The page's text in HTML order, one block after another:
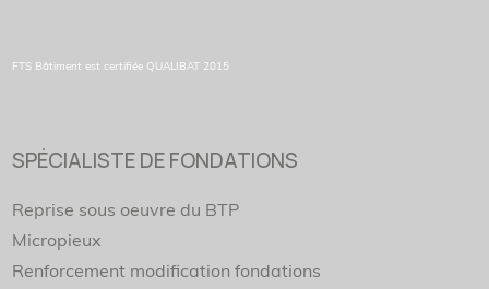
FTS Bâtiment est certifiée QUALIBAT 2015
SPÉCIALISTE DE FONDATIONS
Reprise sous oeuvre du BTP
Micropieux
Renforcement modification fondations